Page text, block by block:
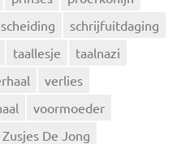
scheiding
schrijfuitdaging
taallesje
taalnazi
verlies
voormoeder
Zusjes De Jong